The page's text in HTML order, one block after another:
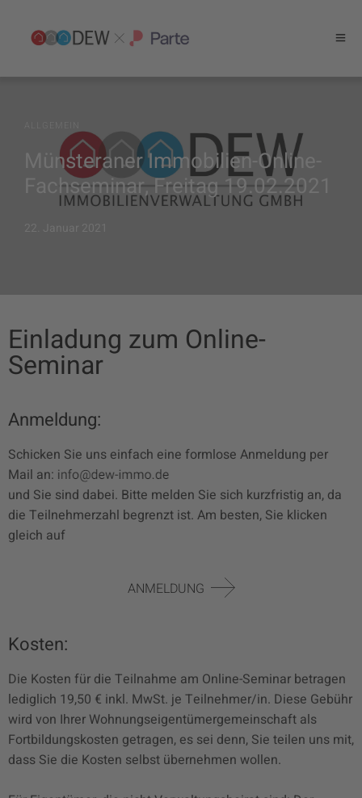
Münsteraner Immobilien-Online-
Fachseminar, Freitag 19.02.2021
Einladung zum Online-
Seminar
Anmeldung:
Schicken Sie uns einfach eine formlose Anmeldung per
Mail an:
und Sie sind dabei. Bitte melden Sie sich kurzfristig an, da
die Teilnehmerzahl begrenzt ist. Am besten, Sie klicken
gleich auf
ANMELDUNG
Kosten:
Die Kosten für die Teilnahme am Online-Seminar betragen
lediglich 19,50 € inkl. MwSt. je Teilnehmer/in. Diese Gebühr
wird von Ihrer Wohnungseigentümergemeinschaft als
Fortbildungskosten getragen, es sei denn, Sie teilen uns mit,
dass Sie die Kosten selbst übernehmen wollen.